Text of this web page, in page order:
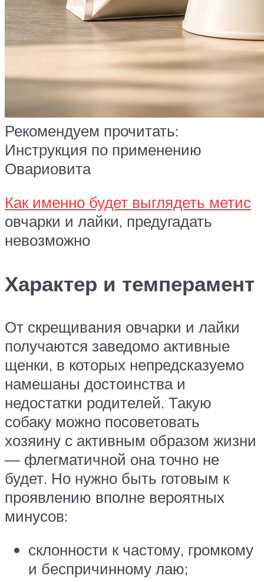
Рекомендуем прочитать:
Инструкция по применению
Овариовита
Как именно будет выглядеть метис
овчарки и лайки, предугадать
невозможно
Характер и темперамент
От скрещивания овчарки и лайки
получаются заведомо активные
щенки, в которых непредсказуемо
намешаны достоинства и
недостатки родителей. Такую
собаку можно посоветовать
хозяину с активным образом жизни
— флегматичной она точно не
будет. Но нужно быть готовым к
проявлению вполне вероятных
минусов:
склонности к частому, громкому
и беспричинному лаю;